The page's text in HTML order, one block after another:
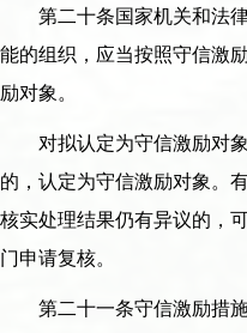
第二十条国家机关和法律
能的组织，应当按照守信激
励对象。
对拟认定为守信激励对象
的，认定为守信激励对象。
核实处理结果仍有异议的，
门申请复核。
第二十一条守信激励措施